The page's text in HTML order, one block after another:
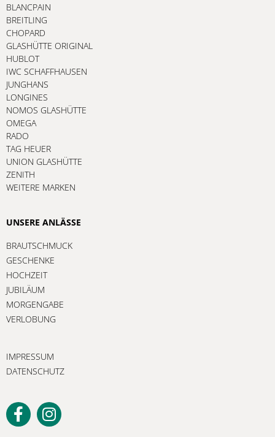
BLANCPAIN
BREITLING
CHOPARD
GLASHÜTTE ORIGINAL
HUBLOT
IWC SCHAFFHAUSEN
JUNGHANS
LONGINES
NOMOS GLASHÜTTE
OMEGA
RADO
TAG HEUER
UNION GLASHÜTTE
ZENITH
WEITERE MARKEN
UNSERE ANLÄSSE
BRAUTSCHMUCK
GESCHENKE
HOCHZEIT
JUBILÄUM
MORGENGABE
VERLOBUNG
IMPRESSUM
DATENSCHUTZ